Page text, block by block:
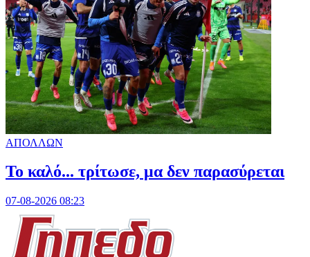
ΑΠΟΛΛΩΝ
Το καλό... τρίτωσε, μα δεν παρασύρεται
07-08-2026 08:23